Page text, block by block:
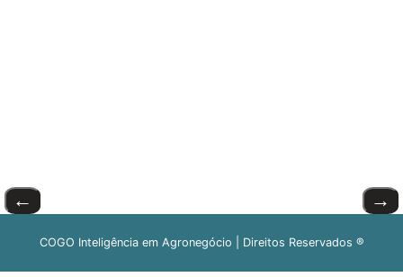
← →
COGO Inteligência em Agronegócio | Direitos Reservados ®